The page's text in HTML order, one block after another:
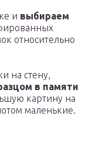
и выбираем
относительно
на стену,
в памяти
картину на
маленькие.